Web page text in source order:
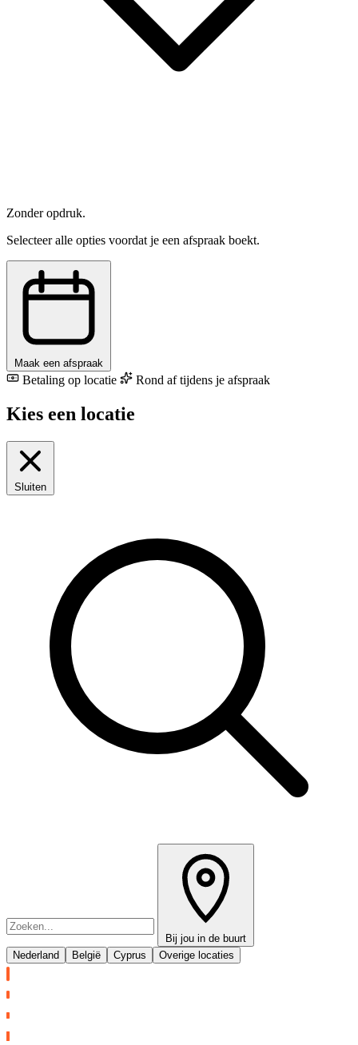
Zonder opdruk.
Selecteer alle opties voordat je een afspraak boekt.
Maak een afspraak
Betaling op locatie Rond af tijdens je afspraak
Kies een locatie
Sluiten
Bij jou in de buurt
Nederland
België Cyprus Overige locaties